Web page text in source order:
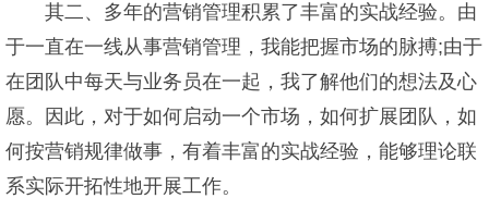
其二、多年的营销管理积累了丰富的实战经验。由
于一直在一线从事营销管理，我能把握市场的脉搏;由于
在团队中每天与业务员在一起，我了解他们的想法及心
愿。因此，对于如何启动一个市场，如何扩展团队，如
何按营销规律做事，有着丰富的实战经验，能够理论联
系实际开拓性地开展工作。